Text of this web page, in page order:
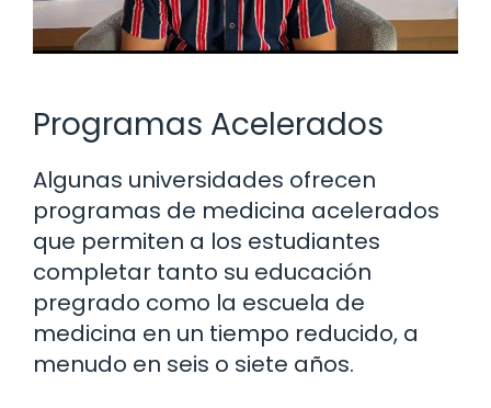
Programas Acelerados
Algunas universidades ofrecen
programas de medicina acelerados
que permiten a los estudiantes
completar tanto su educación
pregrado como la escuela de
medicina en un tiempo reducido, a
menudo en seis o siete años.